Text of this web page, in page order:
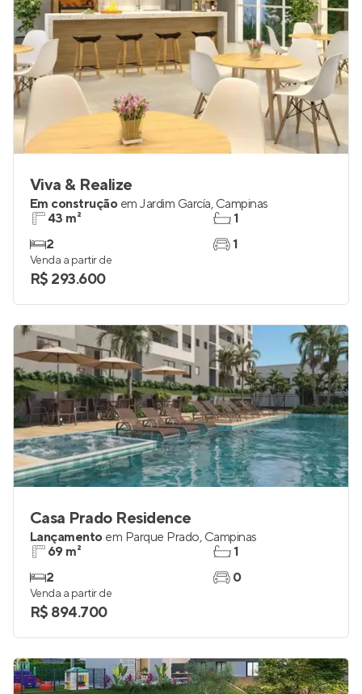
Viva & Realize
Em construção em Jardim García, Campinas
43 m²
2
1
1
Venda a partir de
R$ 293.600
Casa Prado Residence
Lançamento em Parque Prado, Campinas
69 m²
2
1
0
Venda a partir de
R$ 894.700